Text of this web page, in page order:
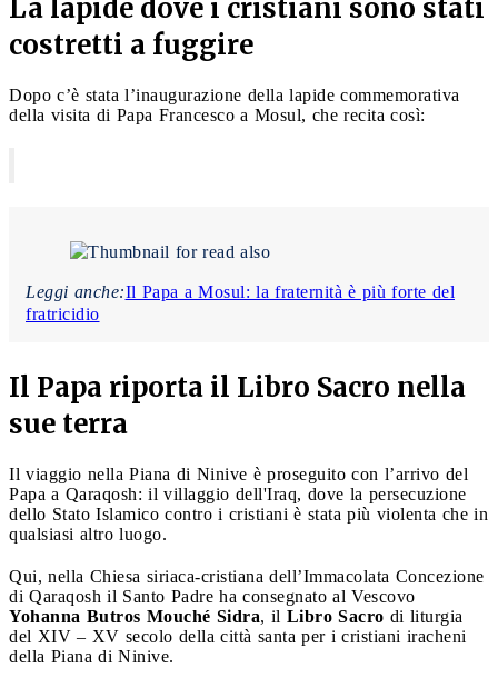
La lapide dove i cristiani sono stati
costretti a fuggire
Dopo c’è stata l’inaugurazione della lapide commemorativa
della visita di Papa Francesco a Mosul, che recita così:
Leggi anche:Il Papa a Mosul: la fraternità è più forte del
fratricidio
Il Papa riporta il Libro Sacro nella
sue terra
Il viaggio nella Piana di Ninive è proseguito con l’arrivo del
Papa a Qaraqosh: il villaggio dell'Iraq, dove la persecuzione
dello Stato Islamico contro i cristiani è stata più violenta che in
qualsiasi altro luogo.
Qui, nella Chiesa siriaca-cristiana dell’Immacolata Concezione
di Qaraqosh il Santo Padre ha consegnato al Vescovo
Yohanna Butros Mouché Sidra, il Libro Sacro di liturgia
del XIV – XV secolo della città santa per i cristiani iracheni
della Piana di Ninive.